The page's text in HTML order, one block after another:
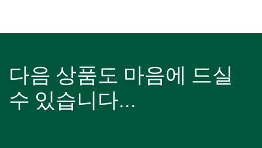
다음 상품도 마음에 드실
수 있습니다...